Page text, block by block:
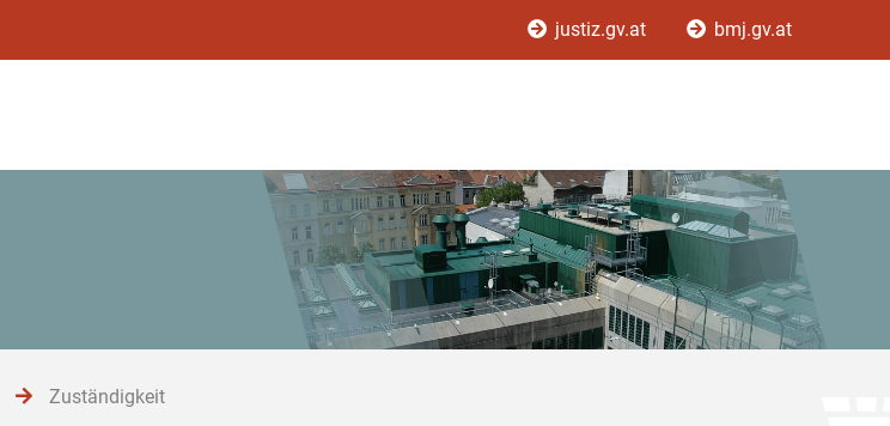
justiz.gv.at bmj.gv.at
Zuständigkeit